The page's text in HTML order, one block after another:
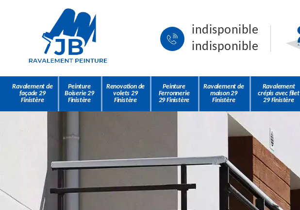
indisponible
indisponible
Ravalement de
façade 29
Finistère
Peinture
Boiserie 29
Finistère
Renovation de
volets 29
Finistère
Peinture
Ferronnerie
29 Finistère
Ravalement de
maison 29
Finistère
Ravalement
crépis avec filet
29 Finistère